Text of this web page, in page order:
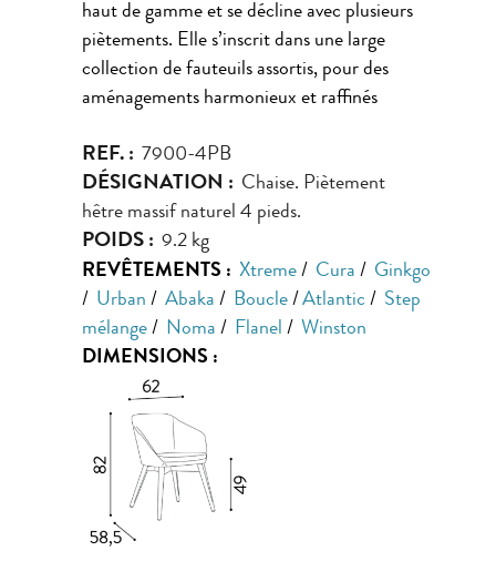
haut de gamme et se décline avec plusieurs
piètements. Elle s’inscrit dans une large
collection de fauteuils assortis, pour des
aménagements harmonieux et raffinés
REF. : 7900-4PB
DÉSIGNATION : Chaise. Piètement
hêtre massif naturel 4 pieds.
POIDS : 9.2 kg
REVÊTEMENTS : Xtreme / Cura / Ginkgo
/ Urban / Abaka / Boucle / Atlantic / Step
mélange / Noma / Flanel / Winston
DIMENSIONS :